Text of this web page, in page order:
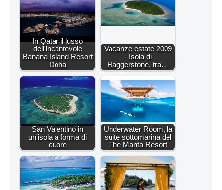
In Qatar il lusso
dell'incantevole
Banana Island Resort
Doha
Vacanze estate 2009
- Isola di
Haggerstone, tra…
San Valentino in
un'isola a forma di
cuore
Underwater Room, la
suite sottomarina del
The Manta Resort